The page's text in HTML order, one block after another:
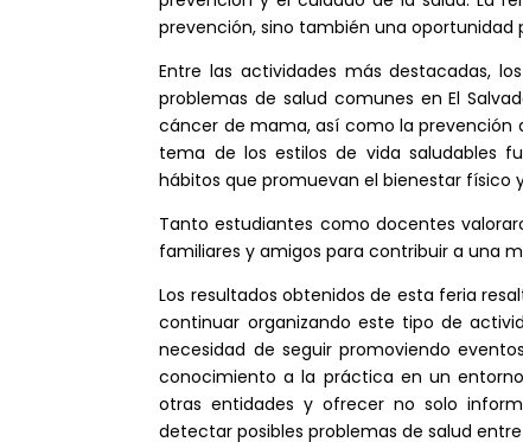
prevención, sino también una
Entre las actividades más destacadas,
problemas de salud comunes en El
cáncer de mama, así como la prevención
tema de los estilos de vida saludables
hábitos que promuevan el bienestar físico
Tanto estudiantes como docentes
familiares y amigos para contribuir a una
Los resultados obtenidos de esta feria
continuar organizando este tipo de
necesidad de seguir promoviendo
conocimiento a la práctica en un
otras entidades y ofrecer no solo
detectar posibles problemas de salud